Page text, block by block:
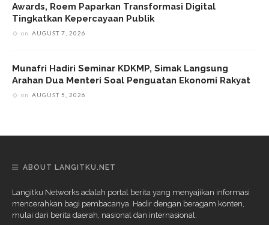
Awards, Roem Paparkan Transformasi Digital
Tingkatkan Kepercayaan Publik
on AUGUST 7, 2026
Munafri Hadiri Seminar KDKMP, Simak Langsung
Arahan Dua Menteri Soal Penguatan Ekonomi Rakyat
on AUGUST 5, 2026
ABOUT LANGITKU.NET
Langitku Networks adalah portal berita yang menyajikan informasi
mencerahkan bagi pembacanya. Hadir dengan beragam konten,
mulai dari berita daerah, nasional dan internasional.